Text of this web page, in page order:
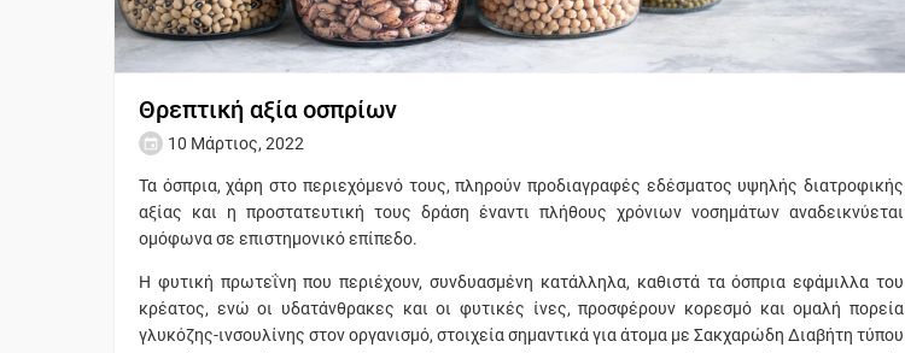
Θρεπτική αξία οσπρίων
10 Μάρτιος, 2022
Τα όσπρια, χάρη στο περιεχόμενό τους, πληρούν προδιαγραφές εδέσματος υψηλής διατροφικής
αξίας και η προστατευτική τους δράση έναντι πλήθους χρόνιων νοσημάτων αναδεικνύεται
ομόφωνα σε επιστημονικό επίπεδο.
Η φυτική πρωτεΐνη που περιέχουν, συνδυασμένη κατάλληλα, καθιστά τα όσπρια εφάμιλλα του
κρέατος, ενώ οι υδατάνθρακες και οι φυτικές ίνες, προσφέρουν κορεσμό και ομαλή πορεία
γλυκόζης-ινσουλίνης στον οργανισμό, στοιχεία σημαντικά για άτομα με Σακχαρώδη Διαβήτη τύπου